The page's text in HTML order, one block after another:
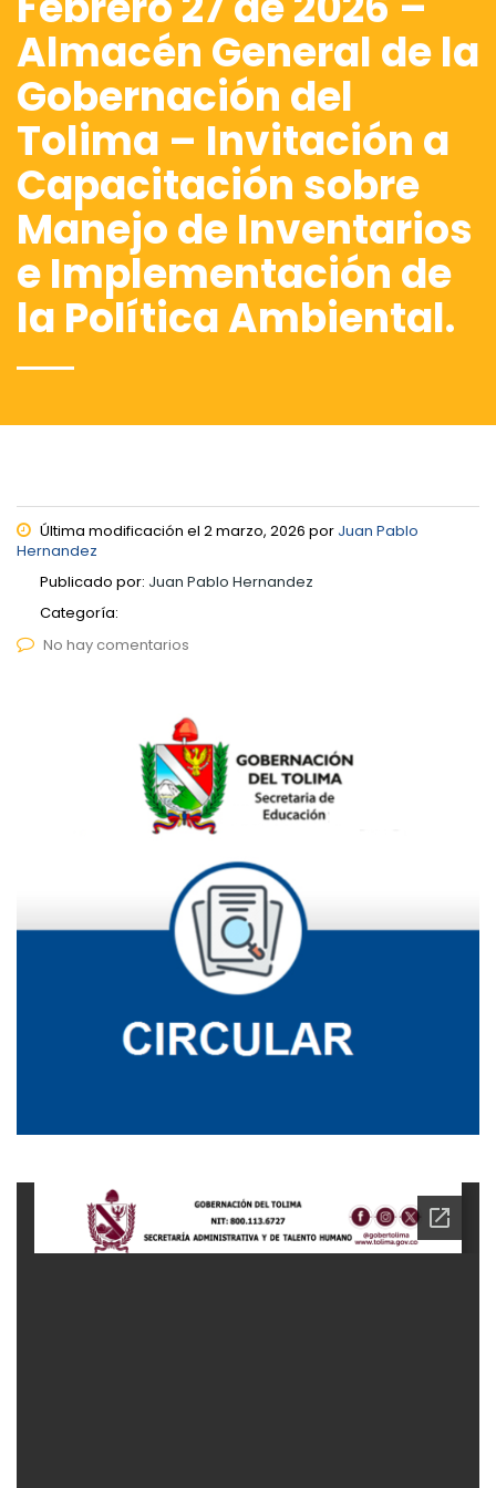
Almacén General de la
Gobernación del
Tolima – Invitación a
Capacitación sobre
Manejo de Inventarios
e Implementación de
la Política Ambiental.
Última modificación el 2 marzo, 2026 por Juan Pablo
Hernandez
Publicado por: Juan Pablo Hernandez
Categoría:
No hay comentarios